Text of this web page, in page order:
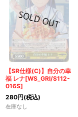
【SR仕様(C)】自分の幸
福 レナ[WS_GRI/S112-
016S]
280円(税込)
在庫なし